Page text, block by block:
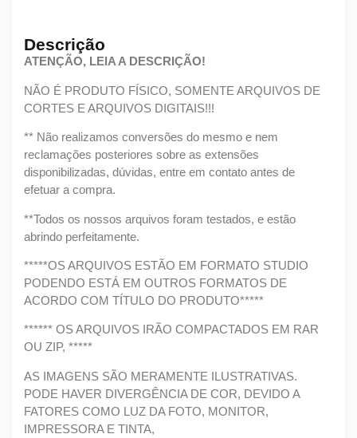
Descrição
ATENÇÃO, LEIA A DESCRIÇÃO!
NÃO É PRODUTO FÍSICO, SOMENTE ARQUIVOS DE
CORTES E ARQUIVOS DIGITAIS!!!
** Não realizamos conversões do mesmo e nem
reclamações posteriores sobre as extensões
disponibilizadas, dúvidas, entre em contato antes de
efetuar a compra.
**Todos os nossos arquivos foram testados, e estão
abrindo perfeitamente.
*****OS ARQUIVOS ESTÃO EM FORMATO STUDIO
PODENDO ESTÁ EM OUTROS FORMATOS DE
ACORDO COM TÍTULO DO PRODUTO*****
****** OS ARQUIVOS IRÃO COMPACTADOS EM RAR
OU ZIP, *****
AS IMAGENS SÃO MERAMENTE ILUSTRATIVAS.
PODE HAVER DIVERGÊNCIA DE COR, DEVIDO A
FATORES COMO LUZ DA FOTO, MONITOR,
IMPRESSORA E TINTA,